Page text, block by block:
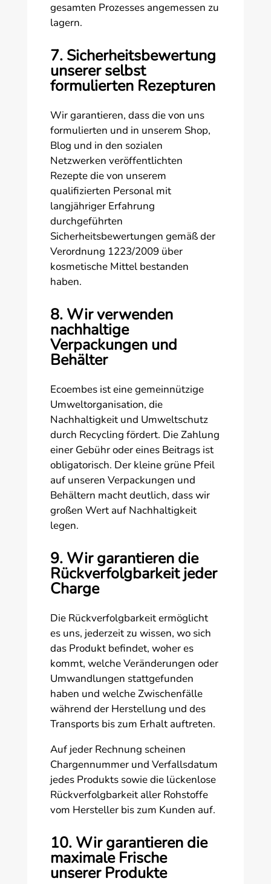
gesamten Prozesses angemessen zu
lagern.
7. Sicherheitsbewertung
unserer selbst
formulierten Rezepturen
Wir garantieren, dass die von uns
formulierten und in unserem Shop,
Blog und in den sozialen
Netzwerken veröffentlichten
Rezepte die von unserem
qualifizierten Personal mit
langjähriger Erfahrung
durchgeführten
Sicherheitsbewertungen gemäß der
Verordnung 1223/2009 über
kosmetische Mittel bestanden
haben.
8. Wir verwenden
nachhaltige
Verpackungen und
Behälter
Ecoembes ist eine gemeinnützige
Umweltorganisation, die
Nachhaltigkeit und Umweltschutz
durch Recycling fördert. Die Zahlung
einer Gebühr oder eines Beitrags ist
obligatorisch. Der kleine grüne Pfeil
auf unseren Verpackungen und
Behältern macht deutlich, dass wir
großen Wert auf Nachhaltigkeit
legen.
9. Wir garantieren die
Rückverfolgbarkeit jeder
Charge
Die Rückverfolgbarkeit ermöglicht
es uns, jederzeit zu wissen, wo sich
das Produkt befindet, woher es
kommt, welche Veränderungen oder
Umwandlungen stattgefunden
haben und welche Zwischenfälle
während der Herstellung und des
Transports bis zum Erhalt auftreten.
Auf jeder Rechnung scheinen
Chargennummer und Verfallsdatum
jedes Produkts sowie die lückenlose
Rückverfolgbarkeit aller Rohstoffe
vom Hersteller bis zum Kunden auf.
10. Wir garantieren die
maximale Frische
unserer Produkte